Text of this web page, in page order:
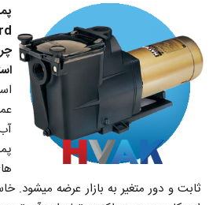
ثابت و دور متغیر به بازار عرضه میشود.